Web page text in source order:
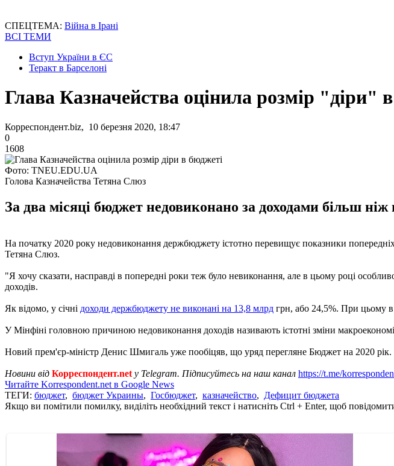
СПЕЦТЕМА: Війна в Ірані
ВСІ ТЕМИ
Вступ України в ЄС
Теракт в Барселоні
Глава Казначейства оцінила розмір "діри"
Корреспондент.biz, 10 березня 2020, 18:47
0
1608
Фото: TNEU.EDU.UA
Голова Казначейства Тетяна Слюз
За два місяці бюджет недовиконано за доходами більш
На початку 2020 року недовиконання держбюджету істотно перевищує показники
Тетяна Слюз.
"Я хочу сказати, насправді в попередні роки теж було невиконання, але в цьому році
доходів.
Як відомо, у січні доходи держбюджету не виконані на 13,8 млрд грн, або 24,5%. При цьому в
У Мінфіні головною причиною недовиконання доходів називають істотні зміни
Новий прем'єр-міністр Денис Шмигаль уже пообіцяв, що уряд перегляне Бюджет на 2020 рік.
Новини від Корреспондент.net у Telegram. Підписуйтесь на наш канал https://t.me/
Читайте Korrespondent.net в Google News
ТЕГИ: бюджет, бюджет Украины, Госбюджет, казначейство, Дефицит бюджета
Якщо ви помітили помилку, виділіть необхідний текст і натисніть Ctrl + Enter, щоб